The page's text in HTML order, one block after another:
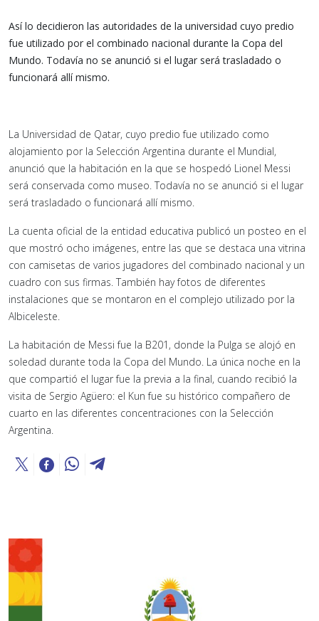
Así lo decidieron las autoridades de la universidad cuyo predio
fue utilizado por el combinado nacional durante la Copa del
Mundo. Todavía no se anunció si el lugar será trasladado o
funcionará allí mismo.
La Universidad de Qatar, cuyo predio fue utilizado como
alojamiento por la Selección Argentina durante el Mundial,
anunció que la habitación en la que se hospedó Lionel Messi
será conservada como museo. Todavía no se anunció si el lugar
será trasladado o funcionará allí mismo.
La cuenta oficial de la entidad educativa publicó un posteo en el
que mostró ocho imágenes, entre las que se destaca una vitrina
con camisetas de varios jugadores del combinado nacional y un
cuadro con sus firmas. También hay fotos de diferentes
instalaciones que se montaron en el complejo utilizado por la
Albiceleste.
La habitación de Messi fue la B201, donde la Pulga se alojó en
soledad durante toda la Copa del Mundo. La única noche en la
que compartió el lugar fue la previa a la final, cuando recibió la
visita de Sergio Agüero: el Kun fue su histórico compañero de
cuarto en las diferentes concentraciones con la Selección
Argentina.